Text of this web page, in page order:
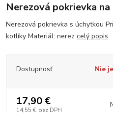
Nerezová pokrievka
Nerezová pokrievka s úchytkou
kotlíky Materiál: nerez celý popis
Dostupnosť Nie
17,90 €
14,55 € bez DPH